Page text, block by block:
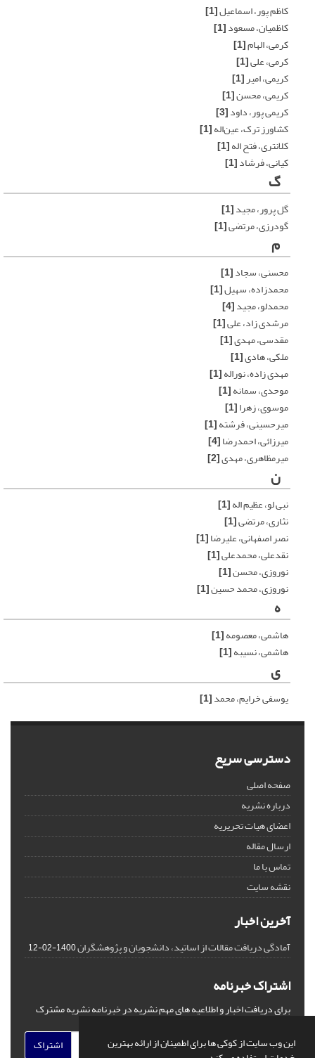
این وب سایت از کوکی ها برای اطمینان از ارائه بهترین
کاظم پور، اسماعیل[1]
کاظمیان، مسعود[1]
کرمی، الهام[1]
کرمی، علی[1]
کریمی، امیر[1]
کریمی، محسن[1]
کریمی پور، داود[3]
کشاورز ترک، عین‌اله[1]
کلانتری، فتح اله[1]
کیانی، فرشاد[1]
گ
گل پرور، مجید[1]
گودرزی، مرتضی[1]
م
محسنی، سجاد[1]
محمدزاده، سهیل[1]
محمدلو، مجید[4]
مرشدی زاد، علی[1]
مقدسی، مهدی[1]
ملکی، هادی[1]
مهدی زاده، نوراله[1]
موحدی، سمانه[1]
موسوی، زهرا[1]
میرحسینی، فرشته[1]
میرزائی، احمدرضا[4]
میرمظاهری، مهدی[2]
ن
نبی لو، عظیم اله[1]
نثاری، مرتضی[1]
نصر اصفهانی، علیرضا[1]
نقدعلی، محمدعلی[1]
نوروزی، محسن[1]
نوروزی، محمد حسین[1]
ه
هاشمی، معصومه[1]
هاشمی، نسیبه[1]
ی
یوسفی خرایم، محمد[1]
دسترسی سریع
صفحه اصلی
درباره نشریه
اعضای هیات تحریریه
ارسال مقاله
تماس با ما
نقشه سایت
آخرین اخبار
آمادگی دریافت مقالات از اساتید، دانشجویان و پژوهشگران1400-02-12
اشتراک خبرنامه
برای دریافت اخبار و اطلاعیه های مهم نشریه در خبرنامه نشریه مشترک
اشتراک